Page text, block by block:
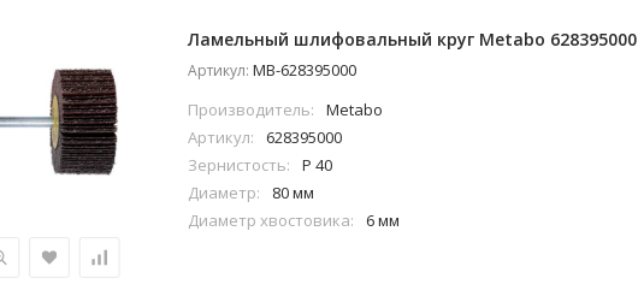
Ламельный шлифовальный круг Metabo 628395000
Артикул: MB-628395000
Производитель:
Metabo
Артикул:
628395000
Зернистость:
P 40
Диаметр:
80 мм
Диаметр хвостовика:
6 мм